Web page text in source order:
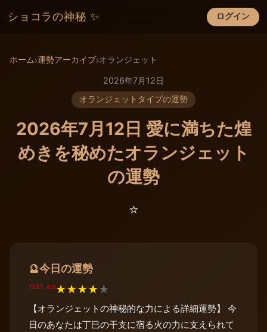
ショコラの神秘 ✨ ログイン
×
ホーム›運勢アーカイブ›オランジェット
2026年7月12日
オランジェットタイプの運勢
2026年7月12日 愛に満ちた煌
めきを秘めたオランジェット
の運勢
⭐️
🔮今日の運勢
TEST: 4.0★★★★★
【オランジェットの神秘的な力による詳細運勢】 今
日のあなたは丁巳の干支に宿る火の力に支えられて